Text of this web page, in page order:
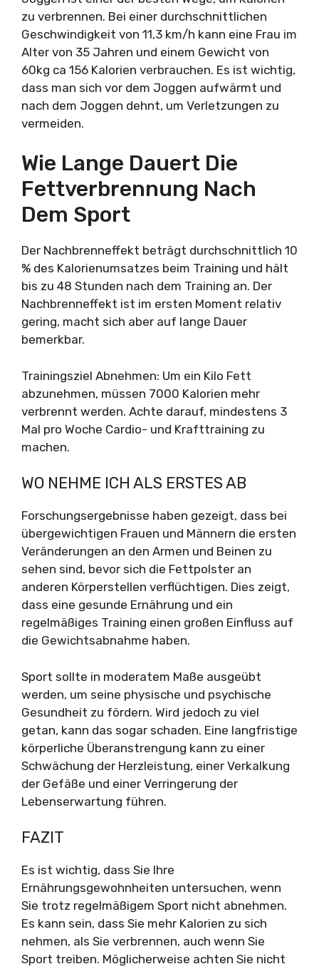
zu verbrennen. Bei einer durchschnittlichen
Geschwindigkeit von 11,3 km/h kann eine Frau im
Alter von 35 Jahren und einem Gewicht von
60kg ca 156 Kalorien verbrauchen. Es ist wichtig,
dass man sich vor dem Joggen aufwärmt und
nach dem Joggen dehnt, um Verletzungen zu
vermeiden.
Wie Lange Dauert Die
Fettverbrennung Nach
Dem Sport
Der Nachbrenneffekt beträgt durchschnittlich 10
% des Kalorienumsatzes beim Training und hält
bis zu 48 Stunden nach dem Training an. Der
Nachbrenneffekt ist im ersten Moment relativ
gering, macht sich aber auf lange Dauer
bemerkbar.
Trainingsziel Abnehmen: Um ein Kilo Fett
abzunehmen, müssen 7000 Kalorien mehr
verbrennt werden. Achte darauf, mindestens 3
Mal pro Woche Cardio- und Krafttraining zu
machen.
WO NEHME ICH ALS ERSTES AB
Forschungsergebnisse haben gezeigt, dass bei
übergewichtigen Frauen und Männern die ersten
Veränderungen an den Armen und Beinen zu
sehen sind, bevor sich die Fettpolster an
anderen Körperstellen verflüchtigen. Dies zeigt,
dass eine gesunde Ernährung und ein
regelmäßiges Training einen großen Einfluss auf
die Gewichtsabnahme haben.
Sport sollte in moderatem Maße ausgeübt
werden, um seine physische und psychische
Gesundheit zu fördern. Wird jedoch zu viel
getan, kann das sogar schaden. Eine langfristige
körperliche Überanstrengung kann zu einer
Schwächung der Herzleistung, einer Verkalkung
der Gefäße und einer Verringerung der
Lebenserwartung führen.
FAZIT
Es ist wichtig, dass Sie Ihre
Ernährungsgewohnheiten untersuchen, wenn
Sie trotz regelmäßigem Sport nicht abnehmen.
Es kann sein, dass Sie mehr Kalorien zu sich
nehmen, als Sie verbrennen, auch wenn Sie
Sport treiben. Möglicherweise achten Sie nicht